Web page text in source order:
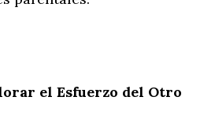
el Esfuerzo del Otro